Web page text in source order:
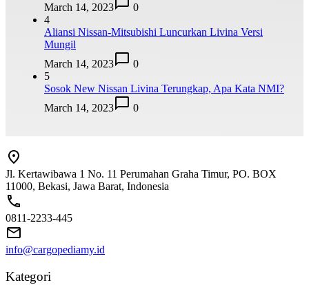
March 14, 2023
0
4
Aliansi Nissan-Mitsubishi Luncurkan Livina Versi
Mungil
March 14, 2023
0
5
Sosok New Nissan Livina Terungkap, Apa Kata NMI?
March 14, 2023
0
Jl. Kertawibawa 1 No. 11 Perumahan Graha Timur, PO. BOX
11000, Bekasi, Jawa Barat, Indonesia
0811-2233-445
info@cargopediamy.id
Kategori